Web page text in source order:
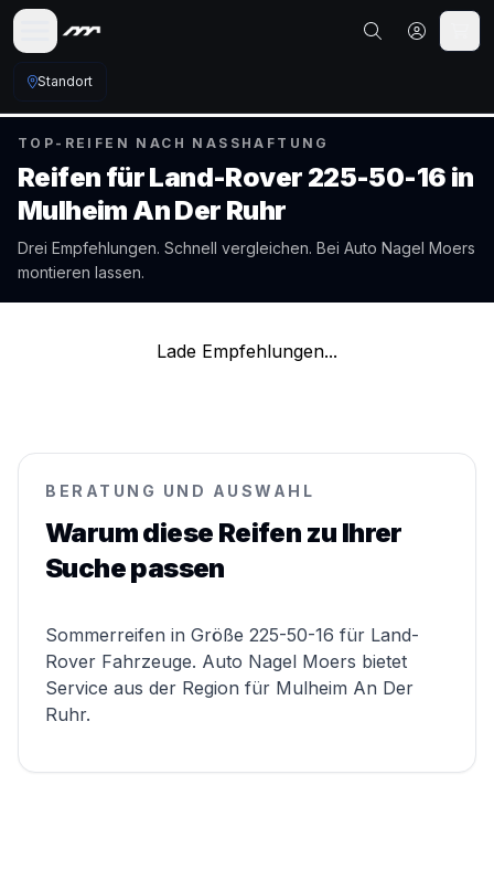
Standort
TOP-REIFEN NACH NASSHAFTUNG
Reifen fürLand-Rover 225-50-16 in
Mulheim An Der Ruhr
Drei Empfehlungen. Schnell vergleichen. Bei Auto Nagel Moers
montieren lassen.
Lade Empfehlungen...
BERATUNG UND AUSWAHL
Warum diese Reifen zu Ihrer
Suche passen
Sommerreifen in Größe 225-50-16 für Land-
Rover Fahrzeuge. Auto Nagel Moers bietet
Service aus der Region für Mulheim An Der
Ruhr.